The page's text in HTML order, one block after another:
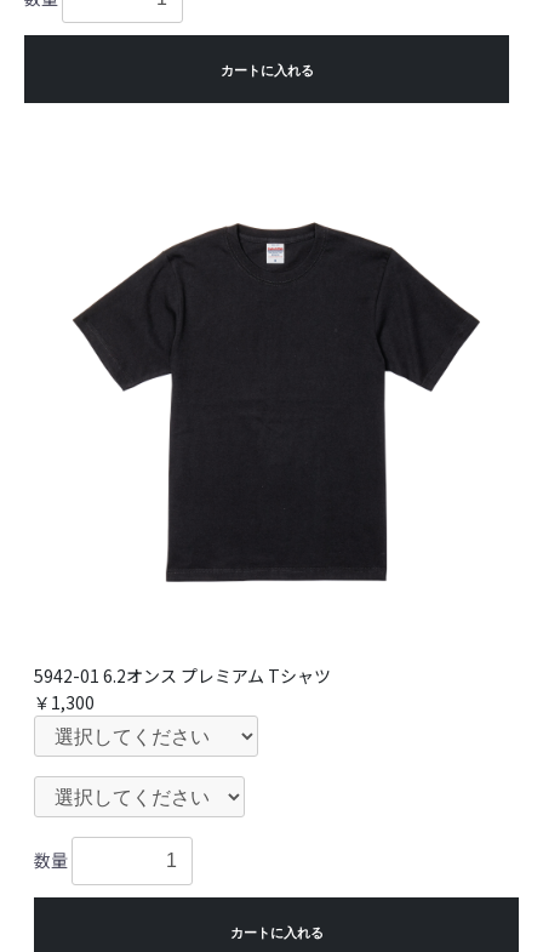
カートに入れる
5942-01 6.2オンス プレミアム Tシャツ
￥1,300
数量
カートに入れる